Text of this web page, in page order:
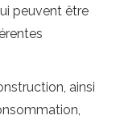
peuvent être
ainsi